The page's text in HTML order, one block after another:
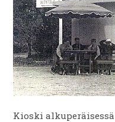
Kioski alkuperäisessä